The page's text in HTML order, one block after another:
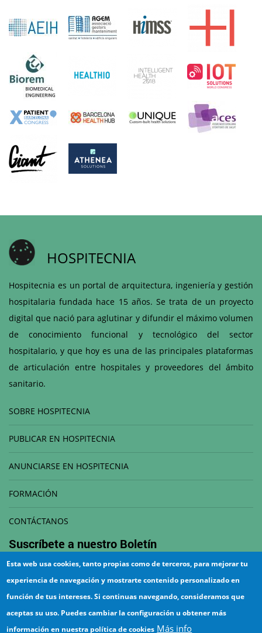
HOSPITECNIA
Hospitecnia es un portal de arquitectura, ingeniería y gestión
hospitalaria fundada hace 15 años. Se trata de un proyecto
digital que nació para aglutinar y difundir el máximo volumen
de conocimiento funcional y tecnológico del sector
hospitalario, y que hoy es una de las principales plataformas
de articulación entre hospitales y proveedores del ámbito
sanitario.
SOBRE HOSPITECNIA
PUBLICAR EN HOSPITECNIA
ANUNCIARSE EN HOSPITECNIA
FORMACIÓN
CONTÁCTANOS
Suscríbete a nuestro Boletín
Esta web usa cookies, tanto propias como de terceros, para mejorar tu
experiencia de navegación y mostrarte contenido personalizado en
función de tus intereses. Si continuas navegando, consideramos que
aceptas su uso. Puedes cambiar la configuración u obtener más
información en nuestra política de cookies Más info